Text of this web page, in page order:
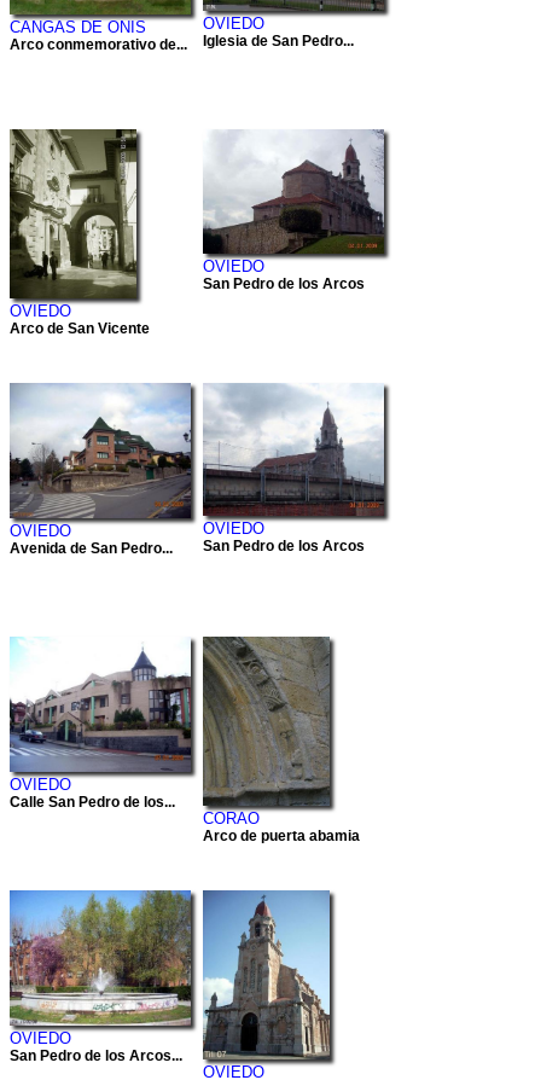
CANGAS DE ONIS
Arco conmemorativo de...
OVIEDO
Iglesia de San Pedro...
OVIEDO
Arco de San Vicente
OVIEDO
San Pedro de los Arcos
OVIEDO
Avenida de San Pedro...
OVIEDO
San Pedro de los Arcos
OVIEDO
Calle San Pedro de los...
CORAO
Arco de puerta abamia
OVIEDO
San Pedro de los Arcos...
OVIEDO